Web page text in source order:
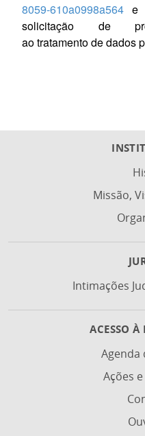
8059-610a0998a564 e
solicitação de
ao tratamento de dados
Missão,
Intimações
ACESSO
Agenda
Ações